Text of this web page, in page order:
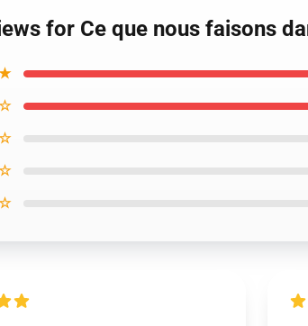
for Ce que nous faisons